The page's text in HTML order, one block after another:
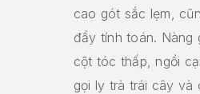
cao gót sắc lẹm,
đầy tính toán. Nàng
cột tóc thấp, ngồi
gọi ly trà trái cây và